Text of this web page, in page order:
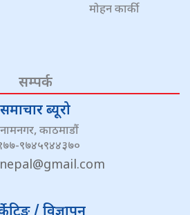
मोहन कार्की
सम्पर्क
समाचार ब्यूरो
काठमाडौं
९७४५९४४३७०